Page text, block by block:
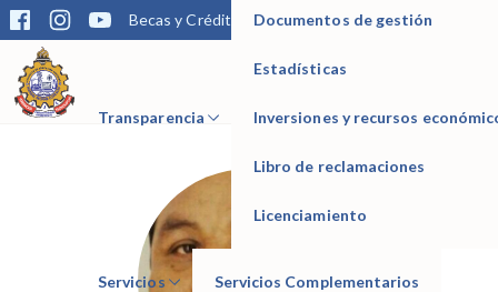
Becas y Créditos Matrícula Trámites Biblioteca
IESTP Manuel Seoane Corrales
Transparencia
Documentos de gestión
Estadísticas
Inversiones y recursos
Libro de reclamaciones
Licenciamiento
Servicios Servicios Complementarios